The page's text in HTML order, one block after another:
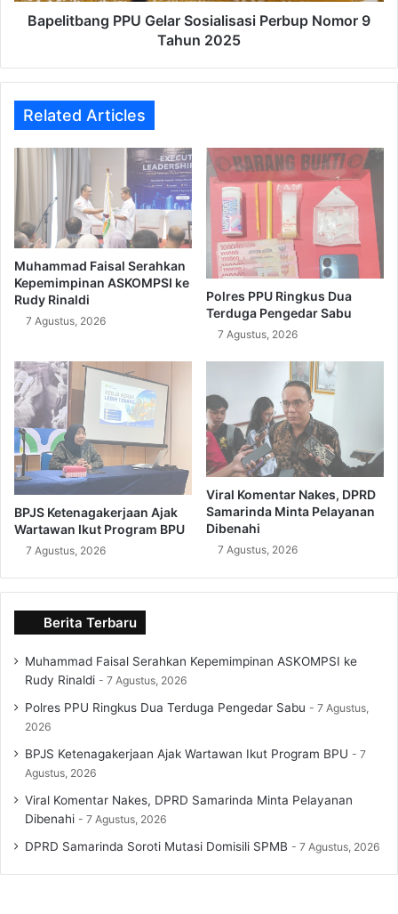
Bapelitbang PPU Gelar Sosialisasi Perbup Nomor 9
Tahun 2025
Related Articles
Muhammad Faisal Serahkan
Kepemimpinan ASKOMPSI ke
Rudy Rinaldi
7 Agustus, 2026
Polres PPU Ringkus Dua
Terduga Pengedar Sabu
7 Agustus, 2026
BPJS Ketenagakerjaan Ajak
Wartawan Ikut Program BPU
7 Agustus, 2026
Viral Komentar Nakes, DPRD
Samarinda Minta Pelayanan
Dibenahi
7 Agustus, 2026
Berita Terbaru
Muhammad Faisal Serahkan Kepemimpinan ASKOMPSI ke
Rudy Rinaldi
7 Agustus, 2026
Polres PPU Ringkus Dua Terduga Pengedar Sabu
7 Agustus,
2026
BPJS Ketenagakerjaan Ajak Wartawan Ikut Program BPU
7
Agustus, 2026
Viral Komentar Nakes, DPRD Samarinda Minta Pelayanan
Dibenahi
7 Agustus, 2026
DPRD Samarinda Soroti Mutasi Domisili SPMB 7 Agustus, 2026